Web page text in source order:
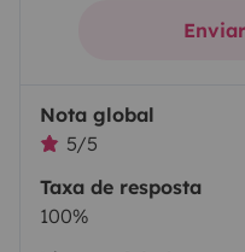
Nota global
5/5
Taxa de resposta
100%